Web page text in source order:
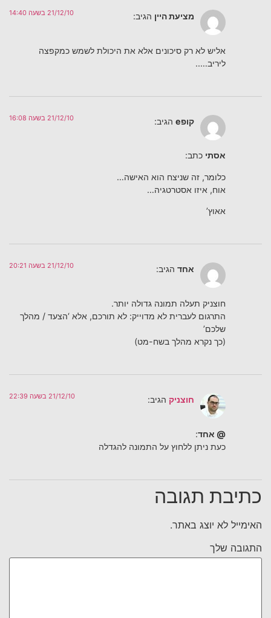
מציעת היין הגיב: 21/12/10 בשעה 14:40
אליש לא רק סיכונים אלא את היכולת לשמש כמקפצה
ליריב…..
קופe הגיב: 21/12/10 בשעה 16:08
אסתי כתב:
כלומר, זה שניצח הוא האישה…
אוח, איזו אסטרטגיה…
אאוץ’
אחד הגיב: 21/12/10 בשעה 20:21
חוצניק תעלה תמונה גדולה יותר.
התרגום לעברית לא מדוייק: לא תורכם, אלא ‘הצעד / מהלך
שלכם’
(כך נקרא מהלך בשח-מט)
חוצניק הגיב: 21/12/10 בשעה 22:39
@ אחד:
כעת ניתן ללחוץ על התמונה להגדלה
כתיבת תגובה
האימייל לא יוצג באתר.
התגובה שלך